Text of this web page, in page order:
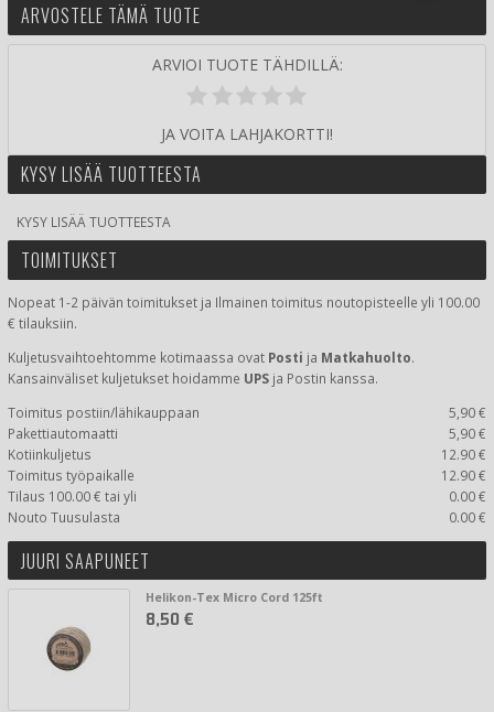
ARVOSTELE TÄMÄ TUOTE
ARVIOI TUOTE TÄHDILLÄ:
JA VOITA LAHJAKORTTI!
KYSY LISÄÄ TUOTTEESTA
KYSY LISÄÄ TUOTTEESTA
TOIMITUKSET
Nopeat 1-2 päivän toimitukset ja Ilmainen toimitus noutopisteelle yli 100.00
€ tilauksiin.
Kuljetusvaihtoehtomme kotimaassa ovat Posti ja Matkahuolto.
Kansainväliset kuljetukset hoidamme UPS ja Postin kanssa.
Toimitus postiin/lähikauppaan
5,90 €
Pakettiautomaatti
5,90 €
Kotiinkuljetus
12.90 €
Toimitus työpaikalle
12.90 €
Tilaus 100.00 € tai yli
0.00 €
Nouto Tuusulasta
0.00 €
JUURI SAAPUNEET
Helikon-Tex Micro Cord 125ft
8,50 €